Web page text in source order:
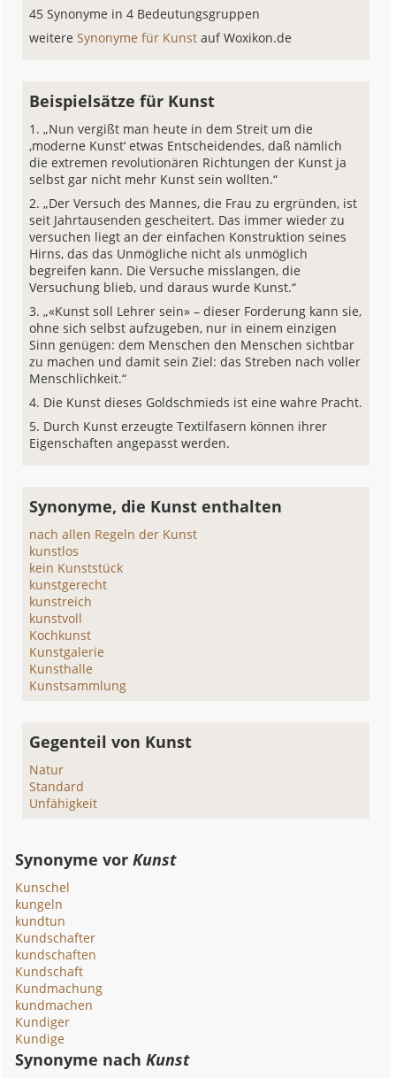
45 Synonyme in 4 Bedeutungsgruppen
weitereSynonyme für Kunstauf Woxikon.de
Beispielsätze für Kunst
„Nun vergißt man heute in dem Streit um die
‚moderne Kunst‘ etwas Entscheidendes, daß nämlich
die extremen revolutionären Richtungen der Kunst ja
selbst gar nicht mehr Kunst sein wollten.“
„Der Versuch des Mannes, die Frau zu ergründen, ist
seit Jahrtausenden gescheitert. Das immer wieder zu
versuchen liegt an der einfachen Konstruktion seines
Hirns, das das Unmögliche nicht als unmöglich
begreifen kann. Die Versuche misslangen, die
Versuchung blieb, und daraus wurde Kunst.“
„«Kunst soll Lehrer sein» – dieser Forderung kann sie,
ohne sich selbst aufzugeben, nur in einem einzigen
Sinn genügen: dem Menschen den Menschen sichtbar
zu machen und damit sein Ziel: das Streben nach voller
Menschlichkeit.“
Die Kunst dieses Goldschmieds ist eine wahre Pracht.
Durch Kunst erzeugte Textilfasern können ihrer
Eigenschaften angepasst werden.
Synonyme, die Kunst enthalten
nach allen Regeln der Kunst
kunstlos
kein Kunststück
kunstgerecht
kunstreich
kunstvoll
Kochkunst
Kunstgalerie
Kunsthalle
Kunstsammlung
Gegenteil von Kunst
Natur
Standard
Unfähigkeit
Synonyme vorKunst
Kunschel
kungeln
kundtun
Kundschafter
kundschaften
Kundschaft
Kundmachung
kundmachen
Kundiger
Kundige
Synonyme nachKunst